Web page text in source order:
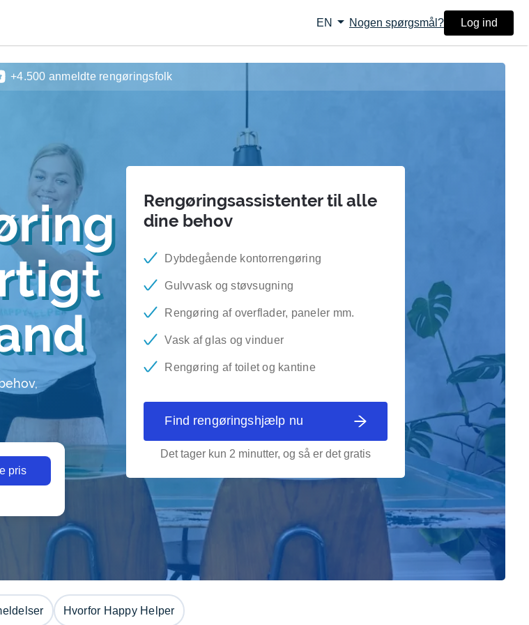
EN arrow_drop_down Nogen spørgsmål? Log ind
pris
Rengøringsassistenter til alle
dine behov
Dybdegående kontorrengøring
Gulvvask og støvsugning
Rengøring af overflader, paneler mm.
Vask af glas og vinduer
Rengøring af toilet og kantine
Find rengøringshjælp nu
Det tager kun 2 minutter, og så er det gratis
+4.500 anmeldte rengøringsfolk
Hvorfor Happy Helper